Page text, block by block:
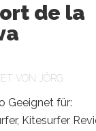
de la
VON JÖRG
Geeignet für:
Kitesurfer